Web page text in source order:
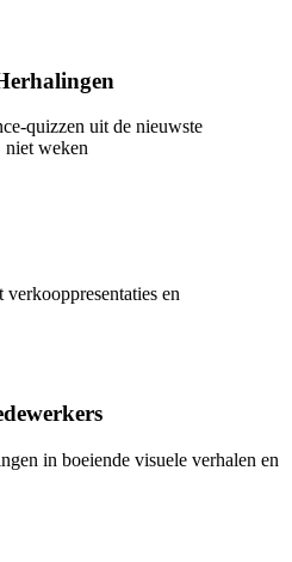
quizzen uit de nieuwste
niet weken
en
in boeiende visuele verhalen en